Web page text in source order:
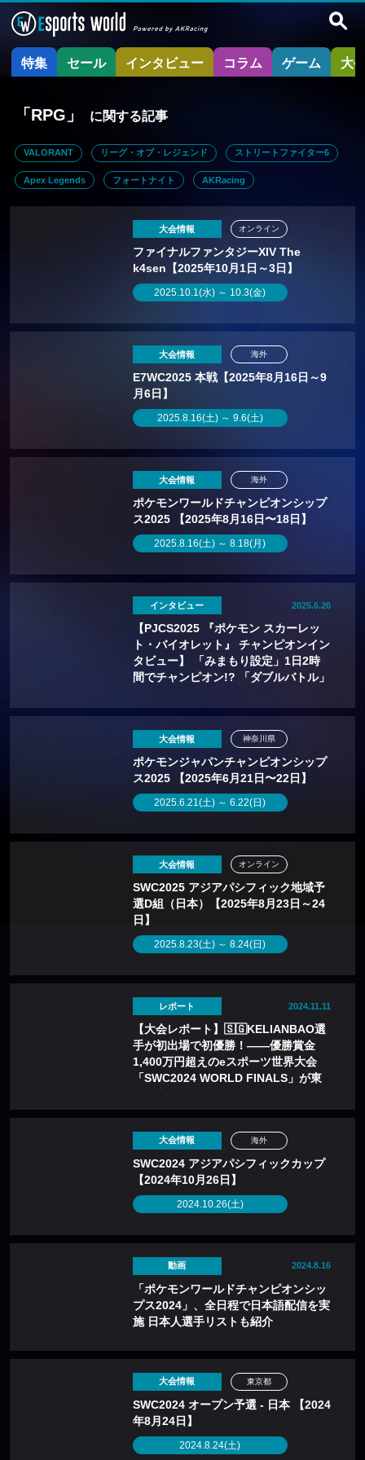
特集 セール インタビュー コラム ゲーム 大
「RPG」 に関する記事
VALORANT リーグ・オブ・レジェンド ストリートファイター6
Apex Legends フォートナイト AKRacing
大会情報
ファイナルファンタジーXlV The
k4sen【2025年10月1日～3日】
2025.10.1(水) ～ 10.3(金)
オンライン
大会情報
E7WC2025 本戦【2025年8月16日～9
月6日】
2025.8.16(土) ～ 9.6(土)
海外
大会情報
ポケモンワールドチャンピオンシップ
ス2025 【2025年8月16日〜18日】
2025.8.16(土) ～ 8.18(月)
海外
インタビュー 2025.6.26
【PJCS2025 『ポケモン スカーレッ
ト・バイオレット』 チャンピオンイン
タビュー】 「みまもり設定」1日2時
間でチャンピオン!? 「ダブルバトル」
大会情報
ポケモンジャパンチャンピオンシップ
ス2025 【2025年6月21日〜22日】
2025.6.21(土) ～ 6.22(日)
神奈川県
大会情報
SWC2025 アジアパシフィック地域予
選D組（日本）【2025年8月23日～24
日】
2025.8.23(土) ～ 8.24(日)
オンライン
レポート 2024.11.11
【大会レポート】🇸🇬KELIANBAO選
手が初出場で初優勝！——優勝賞金
1,400万円超えのeスポーツ世界大会
「SWC2024 WORLD FINALS」が東
大会情報
SWC2024 アジアパシフィックカップ
【2024年10月26日】
2024.10.26(土)
海外
動画 2024.8.16
「ポケモンワールドチャンピオンシッ
プス2024」、全日程で日本語配信を実
施 日本人選手リストも紹介
大会情報
SWC2024 オープン予選 - 日本 【2024
年8月24日】
2024.8.24(土)
東京都